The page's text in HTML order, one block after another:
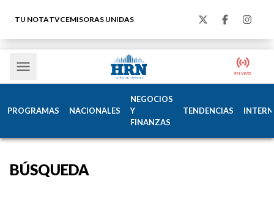
TU NOTATVCEMISORAS UNIDAS
PROGRAMAS NACIONALES
NEGOCIOS
Y
FINANZAS
TENDENCIAS
BÚSQUEDA